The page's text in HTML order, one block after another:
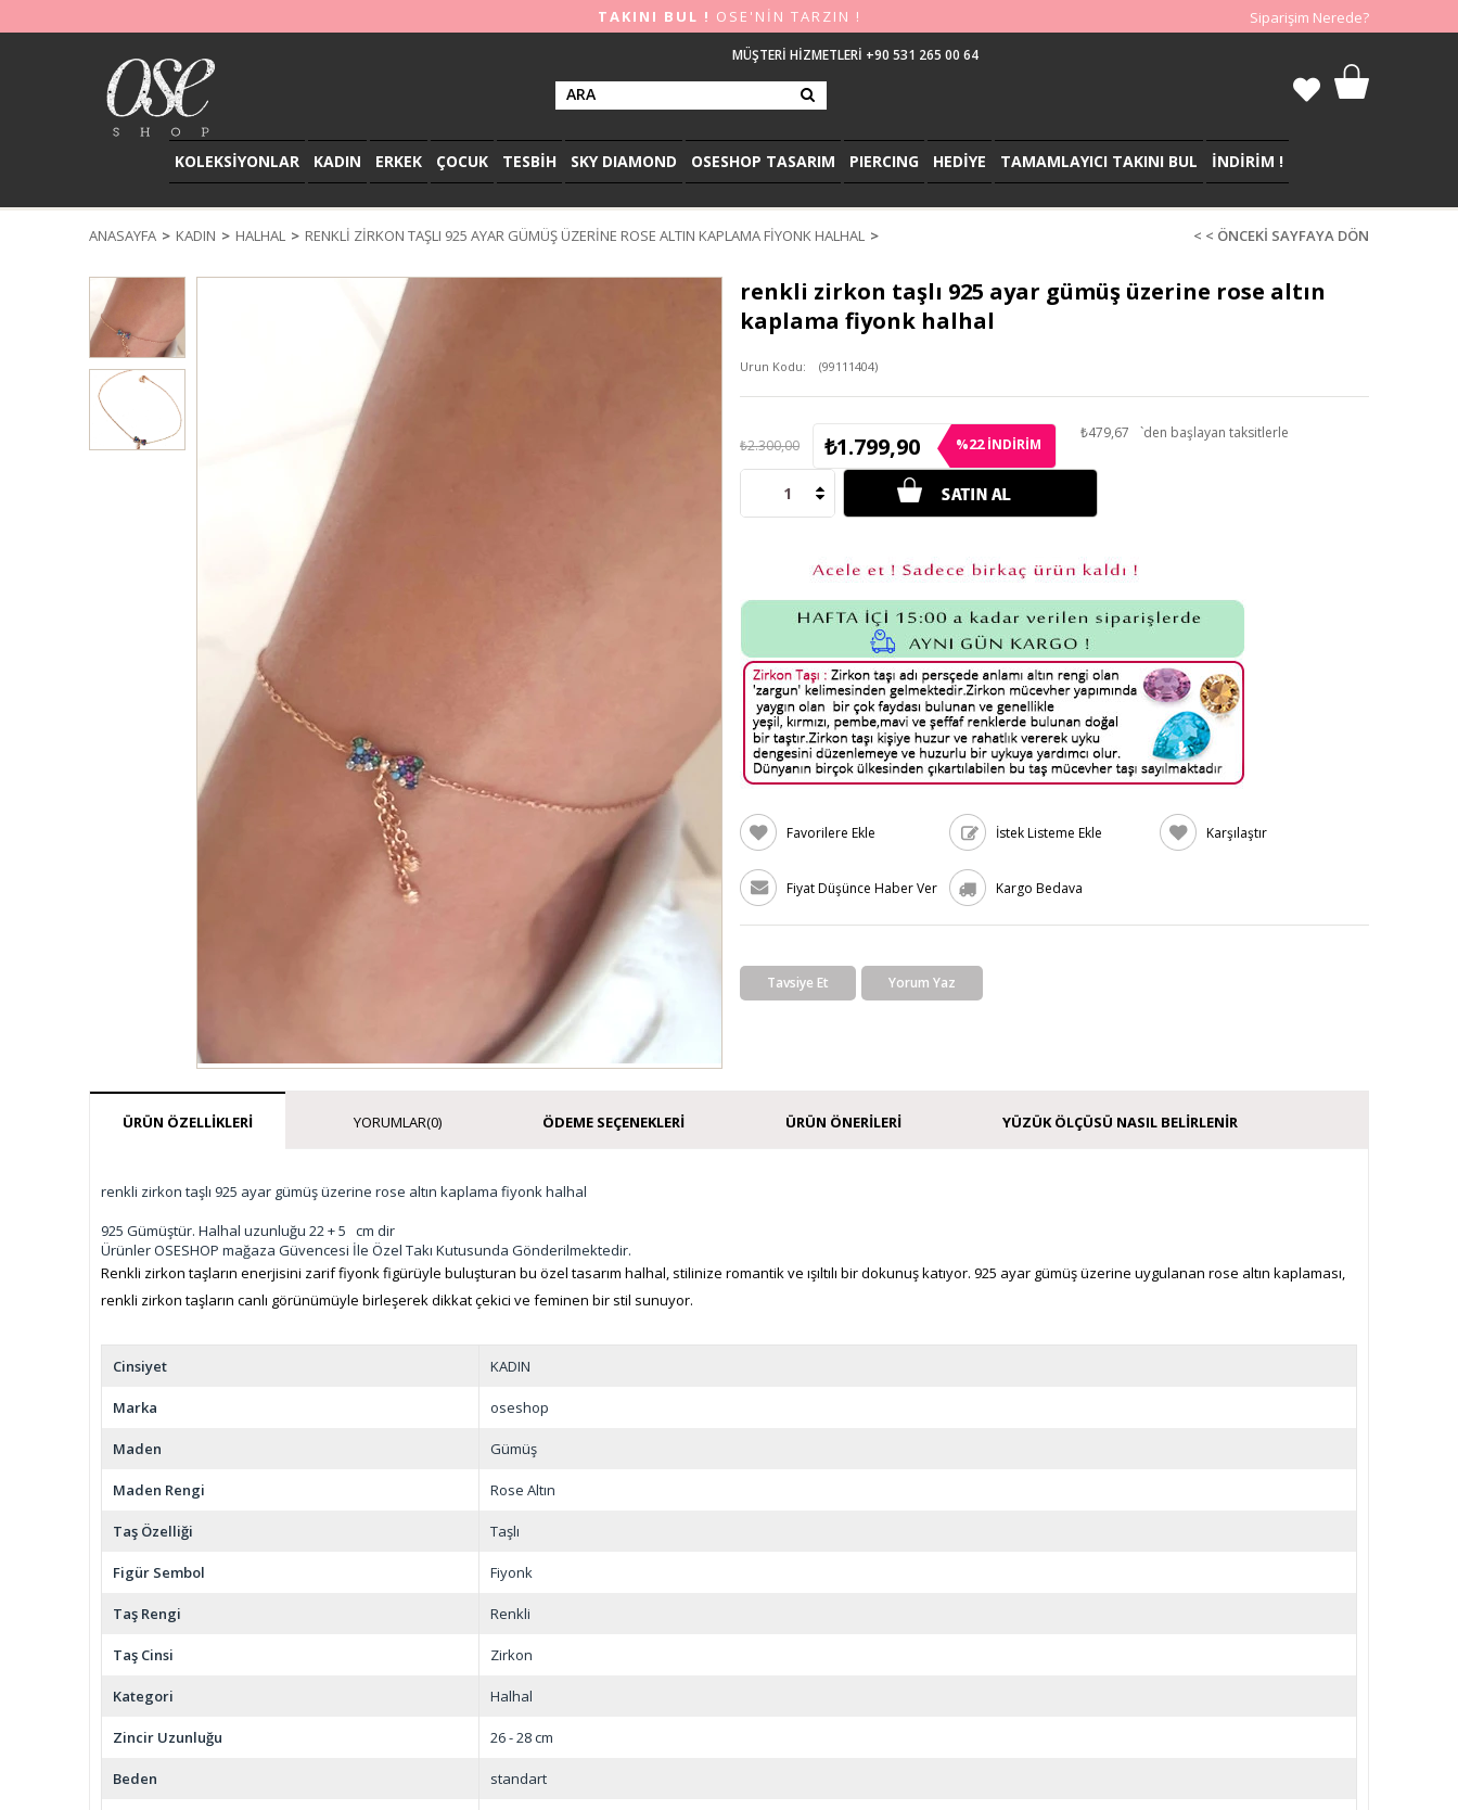
TAKINI BUL ! OSE'NİN TARZIN ! Siparişim Nerede?
MÜŞTERİ HİZMETLERİ +90 531 265 00 64
KOLEKSİYONLAR KADIN ERKEK ÇOCUK TESBİH SKY DIAMOND OSESHOP TASARIM PIERCING HEDİYE TAMAMLAYICI TAKINI BUL İNDİRİM !
ANASAYFA KADIN HALHAL RENKLI ZIRKON TAŞLI 925 AYAR GÜMÜŞ ÜZERINE ROSE ALTIN KAPLAMA FIYONK HALHAL < < ÖNCEKI SAYFAYA DÖN
renkli zirkon taşlı 925 ayar gümüş üzerine rose altın
kaplama fiyonk halhal
(99111404)
₺2.300,00 ₺1.799,90 %22İNDIRIM
₺479,67 `den başlayan taksitlerle
Favorilere Ekle İstek Listeme Ekle Karşılaştır
Fiyat Düşünce Haber Ver Kargo Bedava
Tavsiye Et Yorum Yaz
ÜRÜN ÖZELLIKLERI YORUMLAR(0) ÖDEME SEÇENEKLERI ÜRÜN ÖNERILERI YÜZÜK ÖLÇÜSÜ NASIL BELIRLENIR
renkli zirkon taşlı 925 ayar gümüş üzerine rose altın kaplama fiyonk halhal
925 Gümüştür. Halhal uzunluğu 22 + 5 cm dir
Ürünler OSESHOP mağaza Güvencesi İle Özel Takı Kutusunda Gönderilmektedir.
Renkli zirkon taşların enerjisini zarif fiyonk figürüyle buluşturan bu özel tasarım halhal, stilinize romantik ve ışıltılı bir dokunuş katıyor. 925 ayar gümüş üzerine uygulanan rose altın kaplaması,
renkli zirkon taşların canlı görünümüyle birleşerek dikkat çekici ve feminen bir stil sunuyor.
Cinsiyet KADIN
Marka oseshop
Maden Gümüş
Maden Rengi Rose Altın
Taş Özelliği Taşlı
Figür Sembol Fiyonk
Taş Rengi Renkli
Taş Cinsi Zirkon
Kategori Halhal
Zincir Uzunluğu 26 - 28 cm
Beden standart